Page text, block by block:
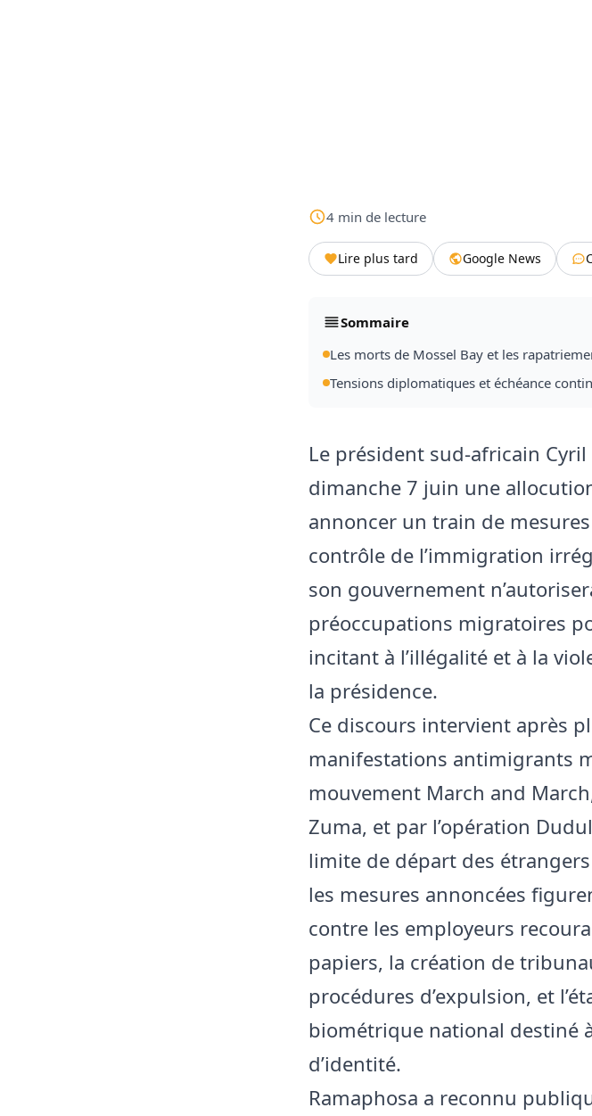
4 min de lecture
Lire plus tard Google News
Sommaire
Les morts de Mossel Bay et les
Tensions diplomatiques et échéance
Le président sud-africain
dimanche 7 juin une
annoncer un train de
contrôle de l’immigration
son gouvernement
préoccupations migratoires
incitant à l’illégalité et à la
la présidence.
Ce discours intervient après
manifestations antimigrants
mouvement March and
Zuma, et par l’opération
limite de départ des
les mesures annoncées
contre les employeurs
papiers, la création de
procédures d’expulsion, et
biométrique national destiné
d’identité.
Ramaphosa a reconnu